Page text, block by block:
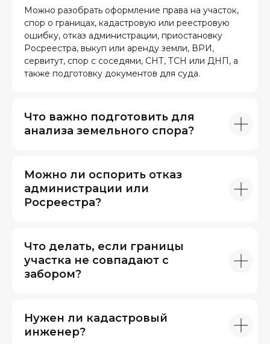
Можно разобрать оформление права на участок,
спор о границах, кадастровую или реестровую
ошибку, отказ администрации, приостановку
Росреестра, выкуп или аренду земли, ВРИ,
сервитут, спор с соседями, СНТ, ТСН или ДНП, а
также подготовку документов для суда.
Что важно подготовить для
анализа земельного спора?
Можно ли оспорить отказ
администрации или
Росреестра?
Что делать, если границы
участка не совпадают с
забором?
Нужен ли кадастровый
инженер?